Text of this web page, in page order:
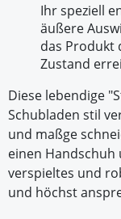
Ihr speziell
äußere
das Produkt
Zustand
Diese lebendige
Schubladen stil
und maßge
einen Handschuh
verspieltes und
und höchst